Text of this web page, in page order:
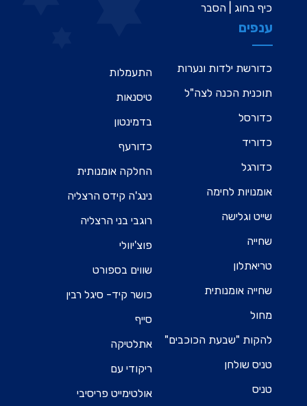
כיף בחוג | הסבר
ענפים
כדורשת ילדות ונערות
תוכנית הכנה לצה"ל
כדורסל
כדוריד
כדורגל
אומנויות לחימה
שייט וגלישה
שחייה
טריאתלון
שחייה אומנותית
מחול
להקות "שבעת הכוכבים"
טניס שולחן
טניס
התעמלות
טיסנאות
בדמינטון
כדורעף
החלקה אומנותית
נינג'ה קידס הרצליה
רוגבי בני הרצליה
פוצ'יוולי
שווים בספורט
כושר קיד- סיגל רבין
סייף
אתלטיקה
ריקודי עם
אולטימייט פריסיבי